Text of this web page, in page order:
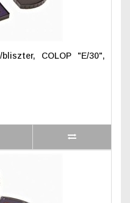
COLOP "E/30",